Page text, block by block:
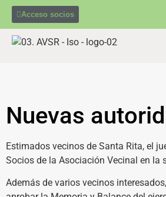
Acceso socios
Nuevas
Estimados vecinos de Santa Rita, el
Socios de la Asociación Vecinal en la
Además de varios vecinos